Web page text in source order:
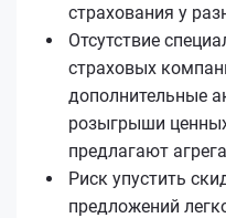
страхования у
Отсутствие
страховых
дополнительные
розыгрыши
предлагают
Риск упустить
предложений